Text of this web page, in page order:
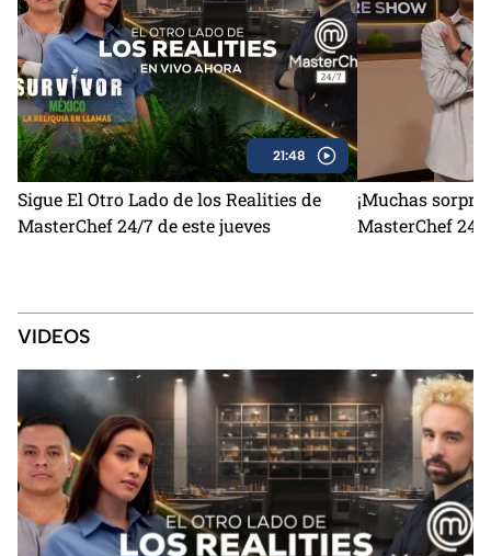
21:48
Sigue El Otro Lado de los Realities de
MasterChef 24/7 de este jueves
¡Muchas
MasterChef 24/
VIDEOS